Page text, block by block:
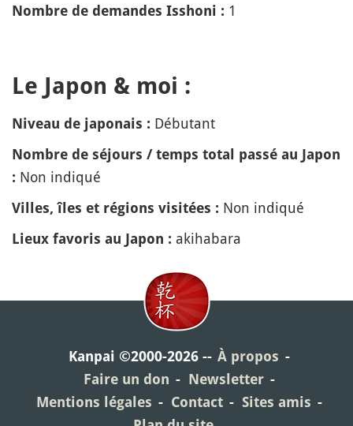
Nombre de demandes Isshoni : 1
Le Japon & moi :
Niveau de japonais : Débutant
Nombre de séjours / temps total passé au Japon
: Non indiqué
Villes, îles et régions visitées : Non indiqué
Lieux favoris au Japon : akihabara
Kanpai ©2000-2026
À propos
Faire un don
Newsletter
Mentions légales
Contact
Sites amis